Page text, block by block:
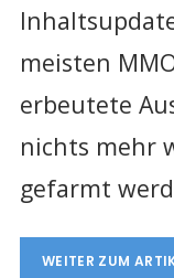
meisten
erbeutete
nichts mehr
gefarmt
WEITER ZUM